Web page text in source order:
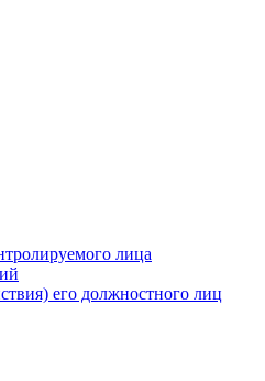
лица
его должностного лиц